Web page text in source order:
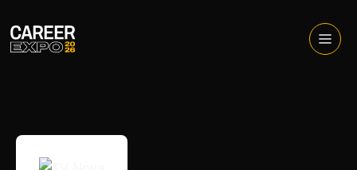
to
content
Otevřít
menu